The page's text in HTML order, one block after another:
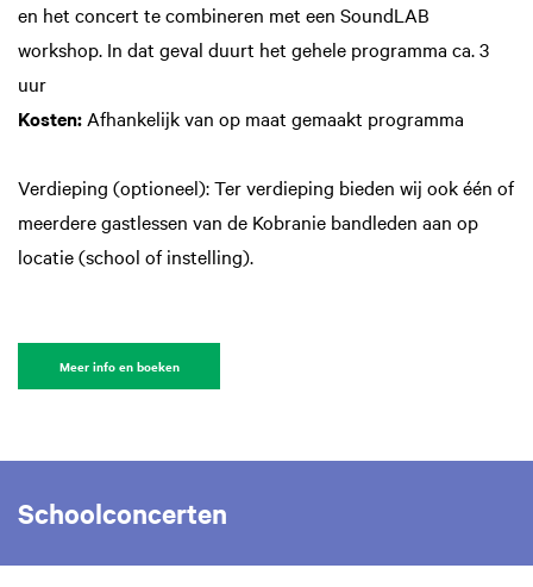
en het concert te combineren met een SoundLAB
workshop. In dat geval duurt het gehele programma ca. 3
uur
Kosten: Afhankelijk van op maat gemaakt programma
Verdieping (optioneel): Ter verdieping bieden wij ook één of
meerdere gastlessen van de Kobranie bandleden aan op
locatie (school of instelling).
Meer info en boeken
Schoolconcerten